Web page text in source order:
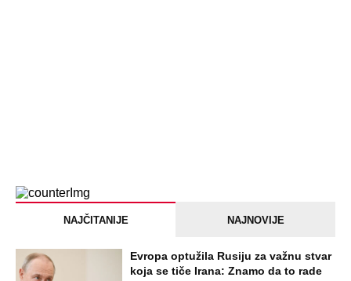
NAJČITANIJE NAJNOVIJE
Evropa optužila Rusiju za važnu stvar
koja se tiče Irana: Znamo da to rade